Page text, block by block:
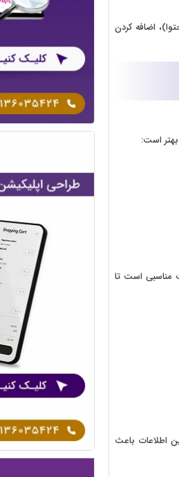
اضافه کردن
است:
مناسبی است تا
اطلاعات باعث